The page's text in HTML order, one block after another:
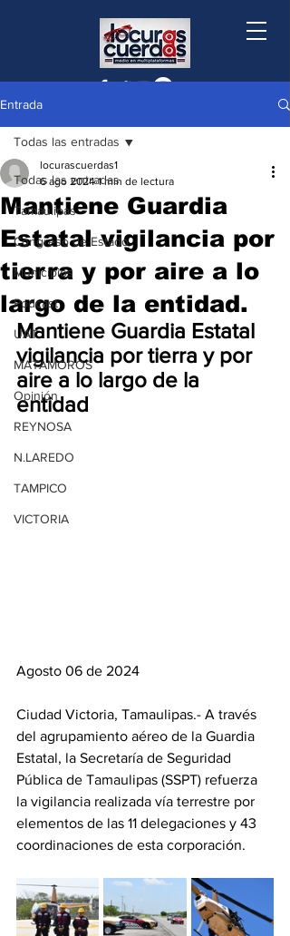
Entrada
Todas las entradas
Tamaulipas
Congreso de Estado
Municipios
Podcast
UAT
MATAMOROS
Opinión
REYNOSA
N.LAREDO
TAMPICO
VICTORIA
Todas las entradas
Mantiene Guardia
Estatal vigilancia por
tierra y por aire a lo
largo de la entidad.
locurascuerdas1
6 ago 2024 1 min de lectura
Mantiene Guardia Estatal
vigilancia por tierra y por
aire a lo largo de la
entidad
Agosto 06 de 2024
Ciudad Victoria, Tamaulipas.- A través
del agrupamiento aéreo de la Guardia
Estatal, la Secretaría de Seguridad
Pública de Tamaulipas (SSPT) refuerza
la vigilancia realizada vía terrestre por
elementos de las 11 delegaciones y 43
coordinaciones de esta corporación.